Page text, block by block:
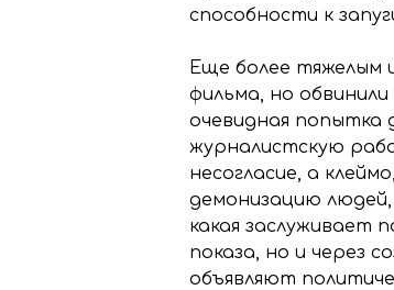
способности к
Еще более тяжелым
фильма, но
очевидная попытка
журналистскую
несогласие, а
демонизацию людей,
какая заслуживает
показа, но и через
объявляют